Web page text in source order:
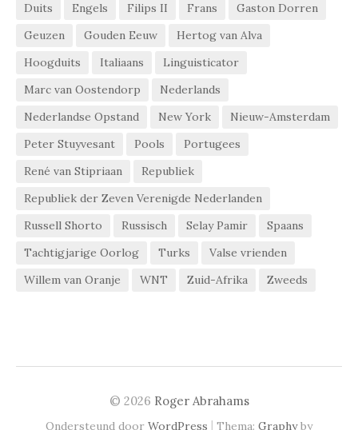
Duits
Engels Filips II Frans
Gaston Dorren
Geuzen
Gouden Eeuw
Hertog van Alva
Hoogduits
Italiaans
Linguisticator
Marc van Oostendorp
Nederlands
Nederlandse Opstand
New York
Nieuw-Amsterdam
Peter Stuyvesant
Pools
Portugees
René van Stipriaan
Republiek
Republiek der Zeven Verenigde Nederlanden
Russell Shorto
Russisch Selay Pamir
Spaans
Tachtigjarige Oorlog
Turks
Valse vrienden
Willem van Oranje
WNT Zuid-Afrika Zweeds
© 2026 Roger Abrahams
Ondersteund door WordPress | Thema: Graphyby